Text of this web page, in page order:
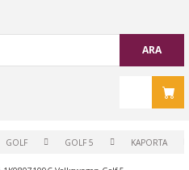
ARA
GOLF GOLF 5 KAPORTA